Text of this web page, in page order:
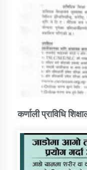
कर्णाली प्राविधि